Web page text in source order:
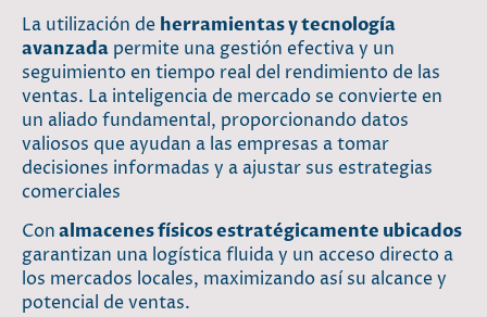
La utilización de herramientas y tecnología
avanzada permite una gestión efectiva y un
seguimiento en tiempo real del rendimiento de las
ventas. La inteligencia de mercado se convierte en
un aliado fundamental, proporcionando datos
valiosos que ayudan a las empresas a tomar
decisiones informadas y a ajustar sus estrategias
comerciales
Conalmacenes físicos estratégicamente ubicados
garantizan una logística fluida y un acceso directo a
los mercados locales, maximizando así su alcance y
potencial de ventas.